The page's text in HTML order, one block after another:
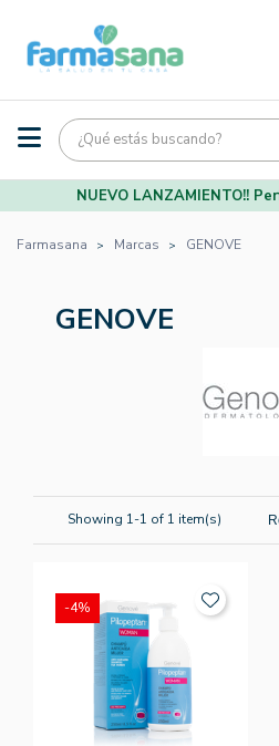
NUEVO LANZAMIENTO!!
Farmasana Marcas GENOVE
GENOVE
Showing 1-1 of 1 item(s)
-4%